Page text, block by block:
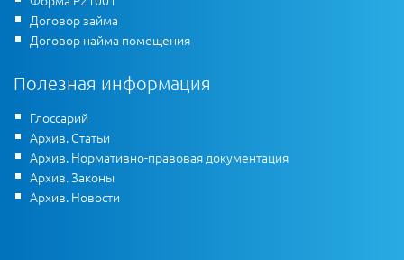
Договор займа
Договор найма помещения
Полезная информация
Глоссарий
Архив. Статьи
Архив. Нормативно-правовая документация
Архив. Законы
Архив. Новости